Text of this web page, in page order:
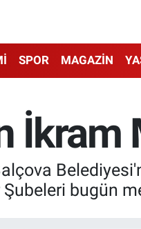
SPOR MAGAZİN
İkram
bugün